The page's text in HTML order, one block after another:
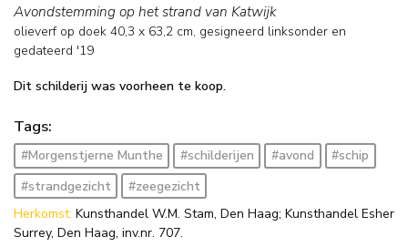
Avondstemming op het strand van Katwijk
olieverf op doek 40,3 x 63,2 cm, gesigneerd linksonder en
gedateerd '19
Dit schilderij was voorheen te koop.
Tags:
#Morgenstjerne Munthe #schilderijen #avond
#schip
#strandgezicht
#zeegezicht
Herkomst: Kunsthandel W.M. Stam, Den Haag; Kunsthandel Esher
Surrey, Den Haag, inv.nr. 707.